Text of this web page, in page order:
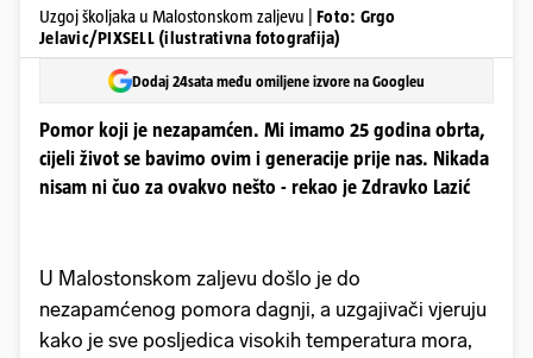
Uzgoj školjaka u Malostonskom zaljevu | Foto: Grgo
Jelavic/PIXSELL (ilustrativna fotografija)
Dodaj 24sata među omiljene izvore na Googleu
Pomor koji je nezapamćen. Mi imamo 25 godina obrta,
cijeli život se bavimo ovim i generacije prije nas. Nikada
nisam ni čuo za ovakvo nešto - rekao je Zdravko Lazić
U Malostonskom zaljevu došlo je do
nezapamćenog pomora dagnji, a uzgajivači vjeruju
kako je sve posljedica visokih temperatura mora,